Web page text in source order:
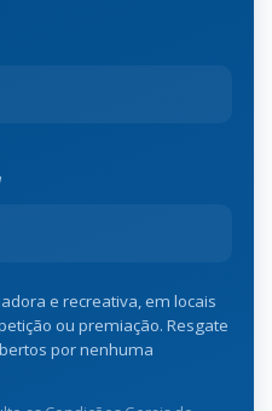
e recreativa, em locais
ou premiação. Resgate
por nenhuma